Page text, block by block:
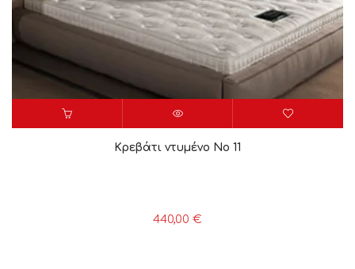
Κρεβάτι ντυμένο Νο 11
440,00 €